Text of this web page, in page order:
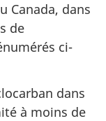
Canada, dans
de
ci-
dans
à moins de